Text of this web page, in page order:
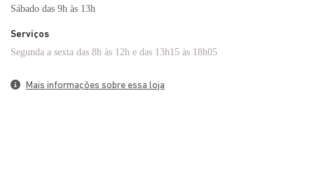
Sábado das 9h às 13h
Serviços
Segunda a sexta das 8h às 12h e das 13h15 às 18h05
Mais informações sobre essa loja